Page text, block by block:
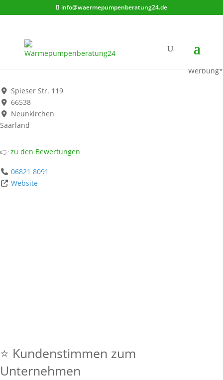
info@waermepumpenberatung24.de
K. Frantz GmbH
Werbung*
Spieser Str. 119
66538
Neunkirchen
Saarland
👉 zu den Bewertungen
06821 8091
Website
⭐ Kundenstimmen zum
Unternehmen